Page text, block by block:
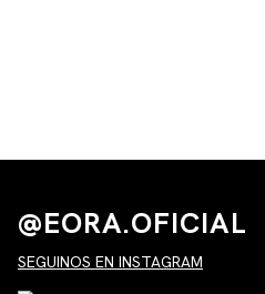
@EORA.OFICIAL
SEGUINOS EN INSTAGRAM